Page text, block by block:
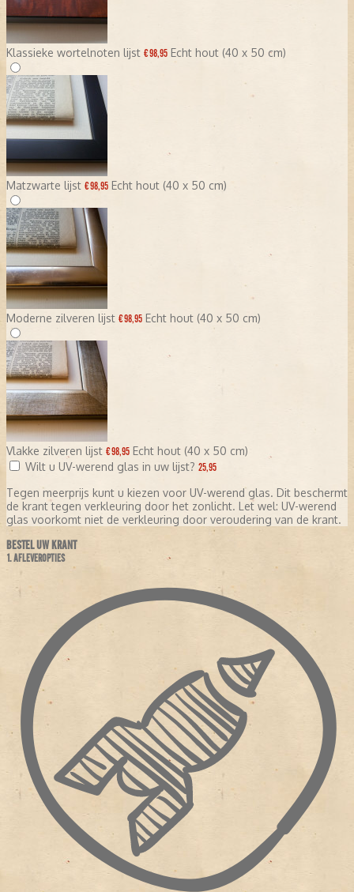
Klassieke wortelnoten lijst € 98,95 Echt hout (40 x 50 cm)
Matzwarte lijst € 98,95 Echt hout (40 x 50 cm)
Moderne zilveren lijst € 98,95 Echt hout (40 x 50 cm)
Vlakke zilveren lijst € 98,95 Echt hout (40 x 50 cm)
Wilt u UV-werend glas in uw lijst? 25,95
Tegen meerprijs kunt u kiezen voor UV-werend glas. Dit beschermt
de krant tegen verkleuring door het zonlicht. Let wel: UV-werend
glas voorkomt niet de verkleuring door veroudering van de krant.
BESTEL UW KRANT
1. AFLEVEROPTIES